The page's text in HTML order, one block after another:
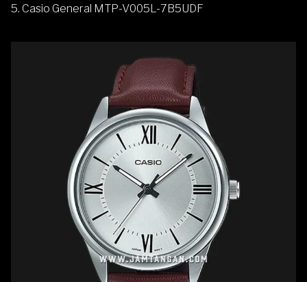
5. Casio General MTP-V005L-7B5UDF